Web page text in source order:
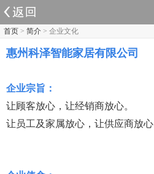
首页 > 简介 > 企业文化
惠州科泽智能家居有限公司
企业宗旨：
让顾客放心，让经销商放心。
让员工及家属放心，让供应商放心